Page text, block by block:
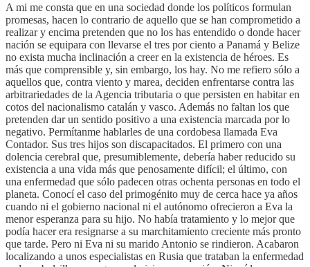
A mi me consta que en una sociedad donde los políticos formulan
promesas, hacen lo contrario de aquello que se han comprometido a
realizar y encima pretenden que no los has entendido o donde hacer
nación se equipara con llevarse el tres por ciento a Panamá y Belize
no exista mucha inclinación a creer en la existencia de héroes. Es
más que comprensible y, sin embargo, los hay. No me refiero sólo a
aquellos que, contra viento y marea, deciden enfrentarse contra las
arbitrariedades de la Agencia tributaria o que persisten en habitar en
cotos del nacionalismo catalán y vasco. Además no faltan los que
pretenden dar un sentido positivo a una existencia marcada por lo
negativo. Permítanme hablarles de una cordobesa llamada Eva
Contador. Sus tres hijos son discapacitados. El primero con una
dolencia cerebral que, presumiblemente, debería haber reducido su
existencia a una vida más que penosamente difícil; el último, con
una enfermedad que sólo padecen otras ochenta personas en todo el
planeta. Conocí el caso del primogénito muy de cerca hace ya años
cuando ni el gobierno nacional ni el autónomo ofrecieron a Eva la
menor esperanza para su hijo. No había tratamiento y lo mejor que
podía hacer era resignarse a su marchitamiento creciente más pronto
que tarde. Pero ni Eva ni su marido Antonio se rindieron. Acabaron
localizando a unos especialistas en Rusia que trataban la enfermedad